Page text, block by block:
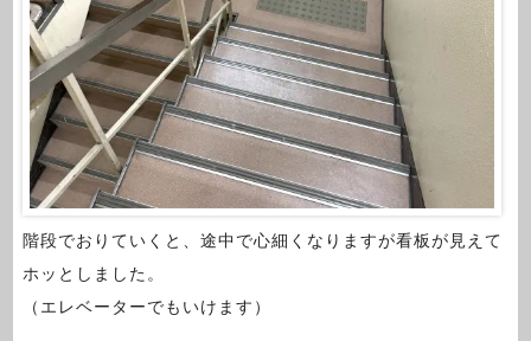
階段でおりていくと、途中で心細くなりますが看板が見えて
ホッとしました。
（エレベーターでもいけます）